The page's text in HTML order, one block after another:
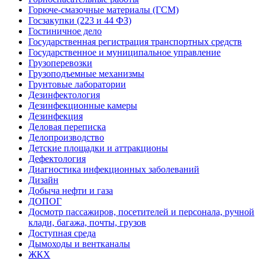
Горюче-смазочные материалы (ГСМ)
Госзакупки (223 и 44 ФЗ)
Гостиничное дело
Государственная регистрация транспортных средств
Государственное и муниципальное управление
Грузоперевозки
Грузоподъемные механизмы
Грунтовые лаборатории
Дезинфектология
Дезинфекционные камеры
Дезинфекция
Деловая переписка
Делопроизводство
Детские площадки и аттракционы
Дефектология
Диагностика инфекционных заболеваний
Дизайн
Добыча нефти и газа
ДОПОГ
Досмотр пассажиров, посетителей и персонала, ручной
клади, багажа, почты, грузов
Доступная среда
Дымоходы и вентканалы
ЖКХ